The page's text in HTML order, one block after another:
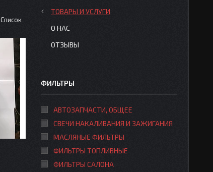
Список
ТОВАРЫ И УСЛУГИ
О НАС
ОТЗЫВЫ
ФИЛЬТРЫ
АВТОЗАПЧАСТИ, ОБЩЕЕ
СВЕЧИ НАКАЛИВАНИЯ И ЗАЖИГАНИЯ
МАСЛЯНЫЕ ФИЛЬТРЫ
ФИЛЬТРЫ ТОПЛИВНЫЕ
ФИЛЬТРЫ САЛОНА